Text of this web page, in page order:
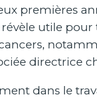
premières
utile pour
directrice
dans le